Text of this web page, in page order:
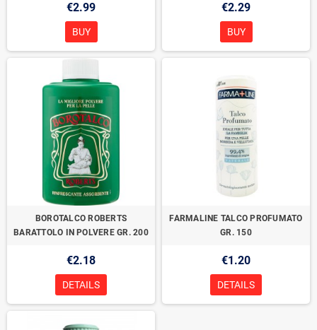
€2.99
BUY
€2.29
BUY
BOROTALCO ROBERTS
BARATTOLO IN POLVERE GR. 200
€2.18
DETAILS
FARMALINE TALCO PROFUMATO
GR. 150
€1.20
DETAILS